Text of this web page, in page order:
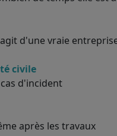
d'une vraie
civile
d'incident
après les travaux